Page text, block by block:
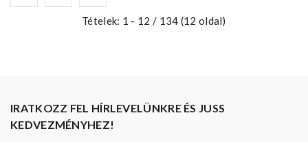
Tételek: 1 - 12 / 134 (12 oldal)
IRATKOZZ FEL HÍRLEVELÜNKRE ÉS JUSS
KEDVEZMÉNYHEZ!